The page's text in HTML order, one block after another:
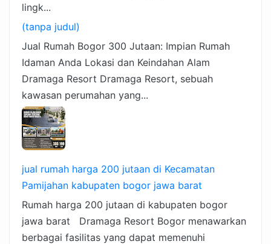
lingk...
(tanpa judul)
Jual Rumah Bogor 300 Jutaan: Impian Rumah
Idaman Anda Lokasi dan Keindahan Alam
Dramaga Resort Dramaga Resort, sebuah
kawasan perumahan yang...
jual rumah harga 200 jutaan di Kecamatan
Pamijahan kabupaten bogor jawa barat
Rumah harga 200 jutaan di kabupaten bogor
jawa barat Dramaga Resort Bogor menawarkan
berbagai fasilitas yang dapat memenuhi